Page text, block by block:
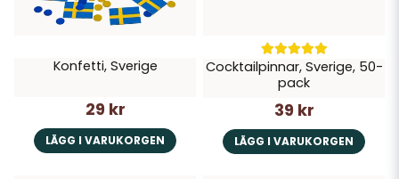
Konfetti, Sverige
29 kr
LÄGG I VARUKORGEN
Cocktailpinnar, Sverige, 50-
pack
39 kr
LÄGG I VARUKORGEN